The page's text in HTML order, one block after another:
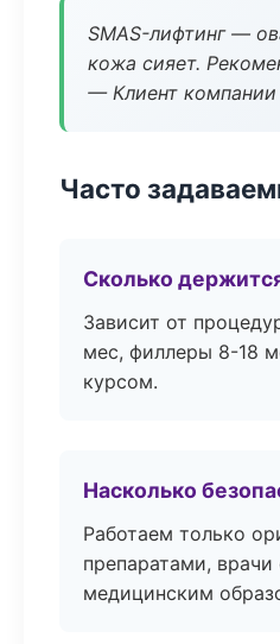
SMAS-лифтинг —
кожа сияет.
— Клиент компании
Часто
Сколько
Зависит от
мес, филлеры 8-18
курсом.
Насколько
Работаем только
препаратами,
медицинским